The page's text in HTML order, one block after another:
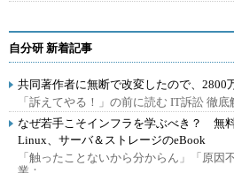
自分研 新着記事
共同著作者に無断で改変したので、2800
「訴えてやる！」の前に読む IT訴訟 徹底
なぜ若手こそインフラを学ぶべき？ 無
Linux、サーバ＆ストレージのeBook
「触ったことないから分からん」「原因